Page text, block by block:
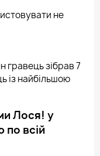
не
гравець зібрав 7
із найбільшою
Лося! у
по всій